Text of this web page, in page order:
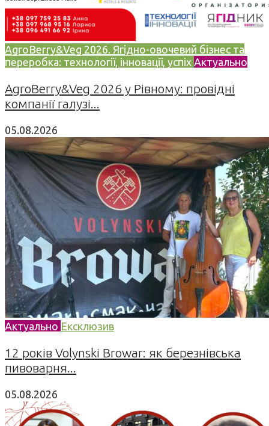
AgroBerry&Veg 2026. Ягідно-овочевий бізнес та
переробка: технології, інновації, успіх Актуально
AgroBerry&Veg 2026 у Рівному: провідні
компанії галузі...
05.08.2026
Актуально Ексклюзив
12 років Volynski Browar: як березнівська
пивоварня...
05.08.2026